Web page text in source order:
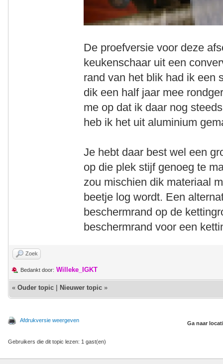
De proefversie voor deze
keukenschaar uit een
rand van het blik had ik een
dik een half jaar mee
me op dat ik daar nog
heb ik het uit aluminium
Je hebt daar best wel een
op die plek stijf genoeg te
zou mischien dik materiaal
beetje log wordt. Een
beschermrand op de
beschermrand voor een
Zoek
Bedankt door: Willeke_IGKT
« Ouder topic Nieuwer topic »
Afdrukversie weergeven Ga naar
Gebruikers die dit topic lezen: 1 gast(en)